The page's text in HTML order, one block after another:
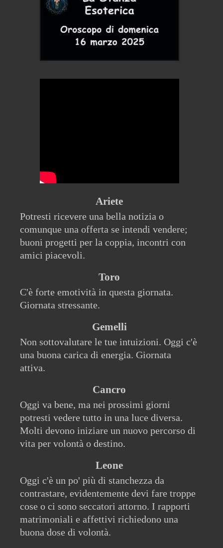
Ariete
Potresti ricevere una bella notizia o
comunque una offerta se intendi vendere;
buoni progetti per la coppia, incontri con
amici piacevoli.
Toro
C'è forte emotività in questa giornata.
Giornata stressante.
Gemelli
Non sottovalutare le tue intuizioni. Oggi c'è
una buona carica di energia. Giornata
attiva.
Cancro
Oggi va bene, ma nei prossimi giorni
potresti vedere tutto in una luce diversa.
Molti devono iniziare un nuovo percorso di
vita per volontà o destino.
Leone
Oggi c'è un po' più di stanchezza da
contrastare, evidentemente devi fare troppe
cose o ci sono seccatori attorno. I rapporti
matrimoniali e affettivi richiedono una
buona dose di volontà.